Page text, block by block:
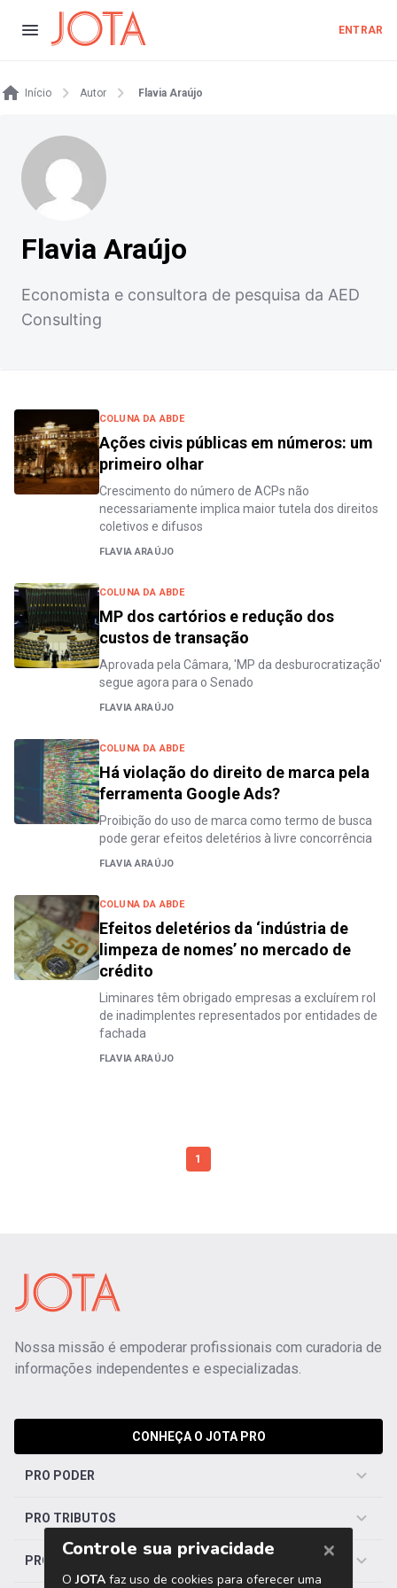
ENTRAR
Início Autor Flavia Araújo
Flavia Araújo
Economista e consultora de pesquisa da AED
Consulting
COLUNA DA ABDE
Ações civis públicas em números: um
primeiro olhar
Crescimento do número de ACPs não
necessariamente implica maior tutela dos direitos
coletivos e difusos
FLAVIA ARAÚJO
COLUNA DA ABDE
MP dos cartórios e redução dos
custos de transação
Aprovada pela Câmara, 'MP da desburocratização'
segue agora para o Senado
FLAVIA ARAÚJO
COLUNA DA ABDE
Há violação do direito de marca pela
ferramenta Google Ads?
Proibição do uso de marca como termo de busca
pode gerar efeitos deletérios à livre concorrência
FLAVIA ARAÚJO
COLUNA DA ABDE
Efeitos deletérios da ‘indústria de
limpeza de nomes’ no mercado de
crédito
Liminares têm obrigado empresas a excluírem rol
de inadimplentes representados por entidades de
fachada
FLAVIA ARAÚJO
1
Nossa missão é empoderar profissionais com curadoria de
informações independentes e especializadas.
CONHEÇA O JOTA PRO
PRO PODER
PRO TRIBUTOS
PRO TRABALHISTA